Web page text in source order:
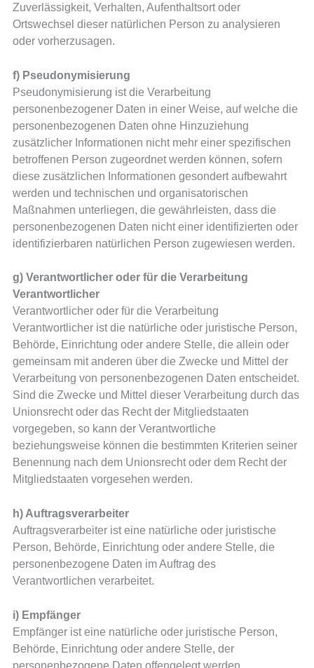
Zuverlässigkeit, Verhalten, Aufenthaltsort oder
Ortswechsel dieser natürlichen Person zu analysieren
oder vorherzusagen.
f) Pseudonymisierung
Pseudonymisierung ist die Verarbeitung
personenbezogener Daten in einer Weise, auf welche die
personenbezogenen Daten ohne Hinzuziehung
zusätzlicher Informationen nicht mehr einer spezifischen
betroffenen Person zugeordnet werden können, sofern
diese zusätzlichen Informationen gesondert aufbewahrt
werden und technischen und organisatorischen
Maßnahmen unterliegen, die gewährleisten, dass die
personenbezogenen Daten nicht einer identifizierten oder
identifizierbaren natürlichen Person zugewiesen werden.
g) Verantwortlicher oder für die Verarbeitung
Verantwortlicher
Verantwortlicher oder für die Verarbeitung
Verantwortlicher ist die natürliche oder juristische Person,
Behörde, Einrichtung oder andere Stelle, die allein oder
gemeinsam mit anderen über die Zwecke und Mittel der
Verarbeitung von personenbezogenen Daten entscheidet.
Sind die Zwecke und Mittel dieser Verarbeitung durch das
Unionsrecht oder das Recht der Mitgliedstaaten
vorgegeben, so kann der Verantwortliche
beziehungsweise können die bestimmten Kriterien seiner
Benennung nach dem Unionsrecht oder dem Recht der
Mitgliedstaaten vorgesehen werden.
h) Auftragsverarbeiter
Auftragsverarbeiter ist eine natürliche oder juristische
Person, Behörde, Einrichtung oder andere Stelle, die
personenbezogene Daten im Auftrag des
Verantwortlichen verarbeitet.
i) Empfänger
Empfänger ist eine natürliche oder juristische Person,
Behörde, Einrichtung oder andere Stelle, der
personenbezogene Daten offengelegt werden,